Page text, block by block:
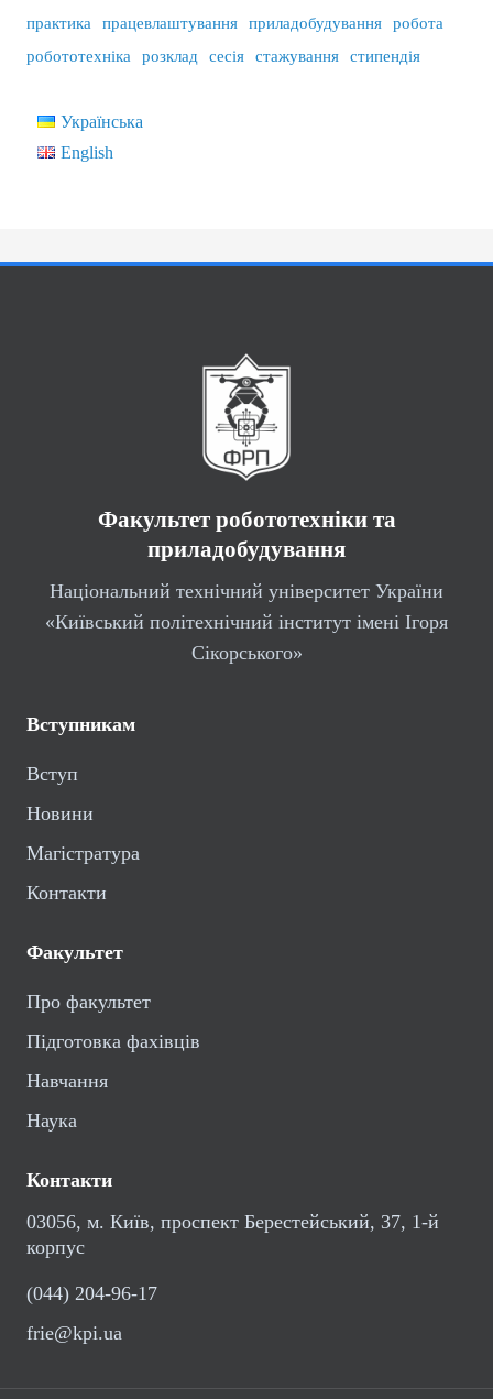
практика
працевлаштування приладобудування
робота
робототехніка
розклад сесія стажування стипендія
Українська
English
Факультет робототехніки та
приладобудування
Національний технічний університет України
«Київський політехнічний інститут імені Ігоря
Сікорського»
Вступникам
Вступ
Новини
Магістратура
Контакти
Факультет
Про факультет
Підготовка фахівців
Навчання
Наука
Контакти
03056, м. Київ, проспект Берестейський, 37, 1-й
корпус
(044) 204-96-17
frie@kpi.ua